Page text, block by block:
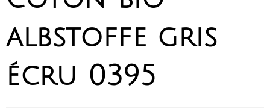
albstoffe gris
écru 0395